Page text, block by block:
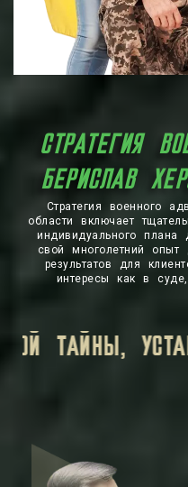
СТРАТЕГИЯ
БЕРИСЛАВ
Стратегия военного
области включает
индивидуального плана
свой многолетний опыт
результатов для
интересы как в